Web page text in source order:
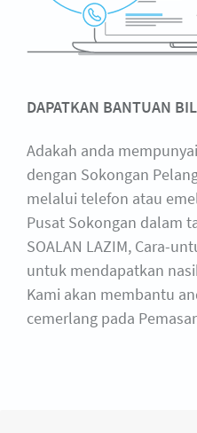
DAPATKAN BANTUAN
Adakah anda
dengan Sokongan
melalui telefon atau
Pusat Sokongan dalam
SOALAN LAZIM, Cara-
untuk mendapatkan
Kami akan membantu
cemerlang pada